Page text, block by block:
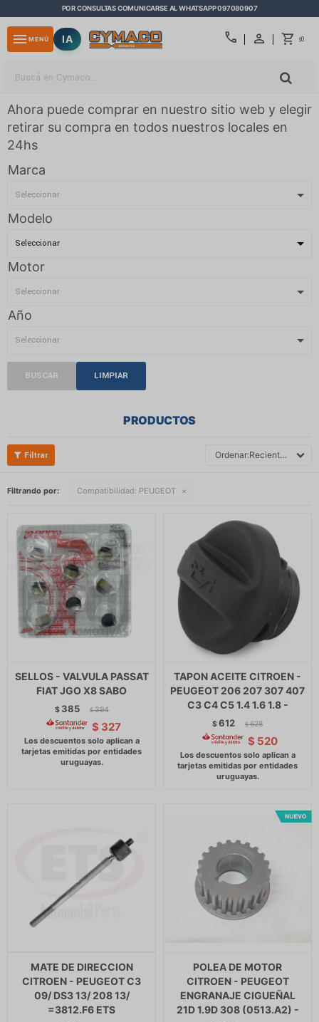
POR CONSULTAS COMUNICARSE AL WHATSAPP 097080907
call $0
menu MENÚ IA
Ahora puede comprar en nuestro sitio web y elegir
retirar su compra en todos nuestros locales en
24hs
Marca
Modelo
Motor
Año
BUSCAR LIMPIAR
PRODUCTOS
Recientes
Filtrando por: Compatibilidad: PEUGEOT
SELLOS - VALVULA PASSAT
FIAT JGO X8 SABO
$ 385 $ 394
$ 327
TAPON ACEITE CITROEN -
PEUGEOT 206 207 307 407
C3 C4 C5 1.4 1.6 1.8 -
$612 $ 628
$ 520
MATE DE DIRECCION
CITROEN - PEUGEOT C3
09/ DS3 13/ 208 13/
=3812.F6 ETS
POLEA DE MOTOR
CITROEN - PEUGEOT
ENGRANAJE CIGUEÑAL
21D 1.9D 308 (0513.A2) -
close